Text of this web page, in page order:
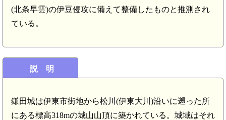
(北条早雲)の伊豆侵攻に備えて整備したものと推測され
ている。
説 明
鎌田城は伊東市街地から松川(伊東大川)沿いに遡った所
にある標高318mの城山山頂に築かれている。城域はそれ